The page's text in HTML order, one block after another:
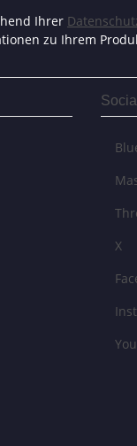
Ihrer
zu Ihrem
X